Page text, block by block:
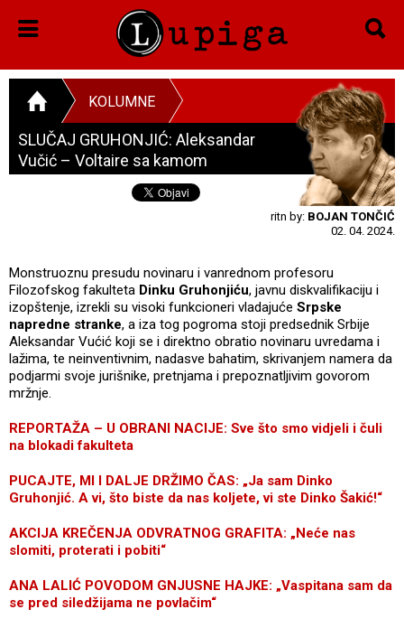
KOLUMNE
SLUČAJ GRUHONJIĆ: Aleksandar
Vučić – Voltaire sa kamom
ritn by: BOJAN TONČIĆ
02. 04. 2024.
Monstruoznu presudu novinaru i vanrednom profesoru
Filozofskog fakulteta Dinku Gruhonjiću, javnu diskvalifikaciju i
izopštenje, izrekli su visoki funkcioneri vladajuće Srpske
napredne stranke, a iza tog pogroma stoji predsednik Srbije
Aleksandar Vućić koji se i direktno obratio novinaru uvredama i
lažima, te neinventivnim, nadasve bahatim, skrivanjem namera da
podjarmi svoje jurišnike, pretnjama i prepoznatljivim govorom
mržnje.
REPORTAŽA – U OBRANI NACIJE: Sve što smo vidjeli i čuli
na blokadi fakulteta
PUCAJTE, MI I DALJE DRŽIMO ČAS: „Ja sam Dinko
Gruhonjić. A vi, što biste da nas koljete, vi ste Dinko Šakić!“
AKCIJA KREČENJA ODVRATNOG GRAFITA: „Neće nas
slomiti, proterati i pobiti“
ANA LALIĆ POVODOM GNJUSNE HAJKE: „Vaspitana sam da
se pred siledžijama ne povlačim“